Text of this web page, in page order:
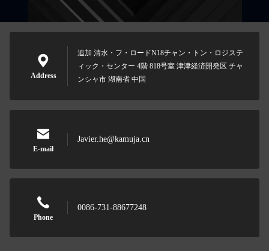
Address
追加 清水・フ・ロードN18チャン・トン・ロジステ
ィック・センター 4階 818号室 津津経済開発区 チャ
ンシャ市 湖南省 中国
E-mail
Javier.he@kamuja.cn
Phone
0086-731-88677248